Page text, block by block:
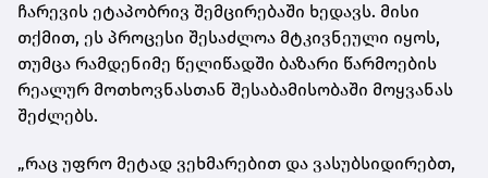
ჩარევის ეტაპობრივ შემცირებაში ხედავს. მისი
თქმით, ეს პროცესი შესაძლოა მტკივნეული იყოს,
თუმცა რამდენიმე წელიწადში ბაზარი წარმოების
რეალურ მოთხოვნასთან შესაბამისობაში მოყვანას
შეძლებს.
„რაც უფრო მეტად ვეხმარებით და ვასუბსიდირებთ,